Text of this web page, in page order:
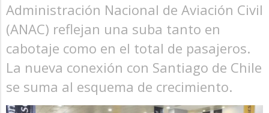
Administración Nacional de Aviación Civil
(ANAC) reflejan una suba tanto en
cabotaje como en el total de pasajeros.
La nueva conexión con Santiago de Chile
se suma al esquema de crecimiento.